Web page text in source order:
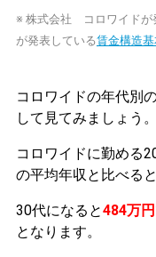
※ 株式会社 コロワイドが
が発表している賃金構造
コロワイドの年代別
して見てみましょう。
コロワイドに勤める
の平均年収と比べると
30代になると484万円
となります。